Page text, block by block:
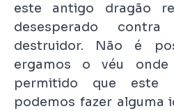
este antigo dragão
desesperado
destruidor. Não é
ergamos o véu
permitido que este
podemos fazer alguma